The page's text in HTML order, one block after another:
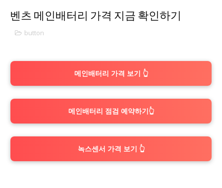
벤츠 메인배터리 가격 지금 확인하기
button
메인배터리 가격 보기 👆
메인배터리 점검 예약하기👆
녹스센서 가격 보기 👆